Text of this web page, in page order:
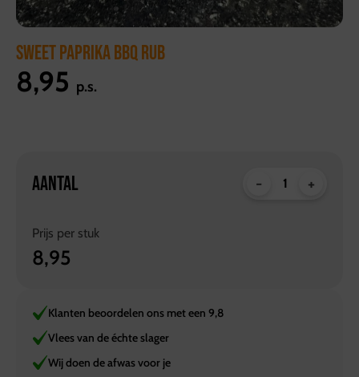
SWEET PAPRIKA BBQ RUB
8,95 p.s.
AANTAL - +
Prijs per stuk
8,95
Klanten beoordelen ons met een 9,8
Vlees van de échte slager
Wij doen de afwas voor je